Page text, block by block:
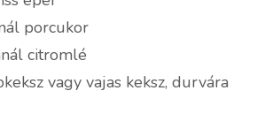
porcukor
citromlé
vagy vajas keksz, durvára